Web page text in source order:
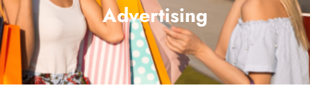
Advertising